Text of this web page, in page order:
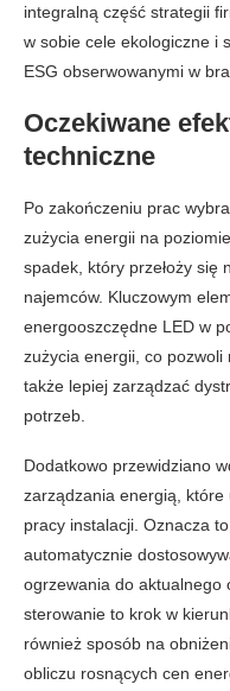
integralną część strategii
w sobie cele ekologiczne i
ESG obserwowanymi w
Oczekiwane
techniczne
Po zakończeniu prac
zużycia energii na
spadek, który przełoży się
najemców. Kluczowym
energooszczędne LED w
zużycia energii, co
także lepiej zarządzać
potrzeb.
Dodatkowo przewidziano
zarządzania energią,
pracy instalacji. Oznacza
automatycznie
ogrzewania do aktualnego
sterowanie to krok w
również sposób na
obliczu rosnących cen